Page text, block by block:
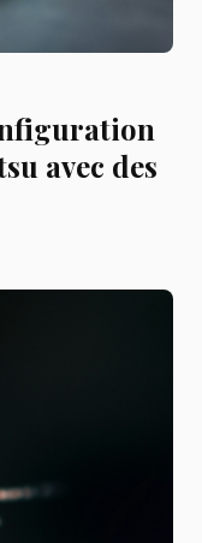
avec des